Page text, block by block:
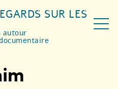
SUR LES
autour